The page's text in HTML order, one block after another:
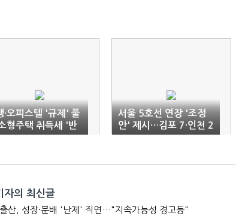
·오피스텔 '규제' 풀
형주택 취득세 '반
인'
서울 5호선 연장 '조정
안' 제시…김포 7·인천 2
·서울 1개 역
자의 최신글
산, 성장·분배 '난제' 직면…"지속가능성 경고등"